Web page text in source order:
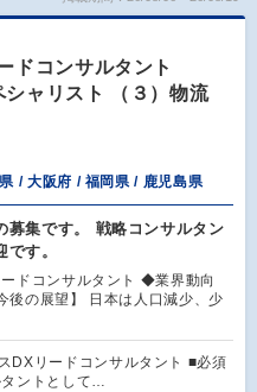
ドコンサルタント
シャリスト （３）物流
/ 大阪府 / 福岡県 / 鹿児島県
募集です。 戦略コンサルタン
す。
ードコンサルタント ◆業界動向
後の展望】 日本は人口減少、少
DXリードコンサルタント ■必須
タントとして…